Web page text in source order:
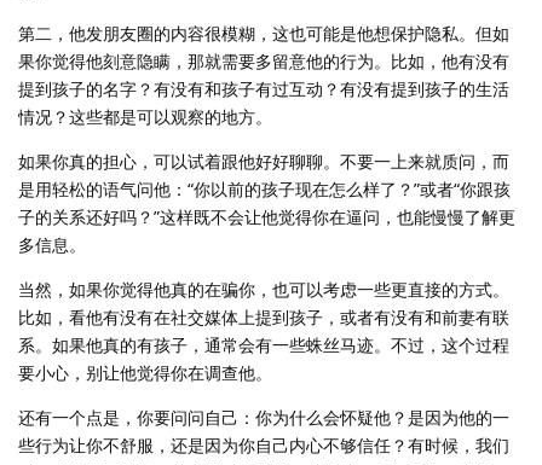
第二，他发朋友圈的内容很模糊，这也可能是他想保护隐私。但如
果你觉得他刻意隐瞒，那就需要多留意他的行为。比如，他有没有
提到孩子的名字？有没有和孩子有过互动？有没有提到孩子的生活
情况？这些都是可以观察的地方。
如果你真的担心，可以试着跟他好好聊聊。不要一上来就质问，而
是用轻松的语气问他：“你以前的孩子现在怎么样了？”或者“你跟孩
子的关系还好吗？”这样既不会让他觉得你在逼问，也能慢慢了解更
多信息。
当然，如果你觉得他真的在骗你，也可以考虑一些更直接的方式。
比如，看他有没有在社交媒体上提到孩子，或者有没有和前妻有联
系。如果他真的有孩子，通常会有一些蛛丝马迹。不过，这个过程
要小心，别让他觉得你在调查他。
还有一个点是，你要问问自己：你为什么会怀疑他？是因为他的一
些行为让你不舒服，还是因为你自己内心不够信任？有时候，我们